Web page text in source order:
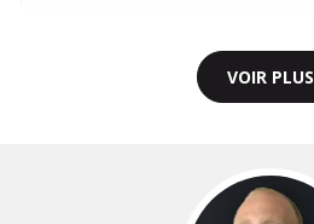
VOIR PLUS